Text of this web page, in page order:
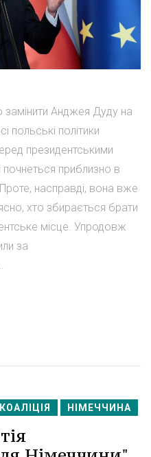
Анджея Дуду на
польські політики
президентськими
приблизно в
насправді, вона вже
хто збирається брати
місце. Упродовж
за
КОАЛІЦІЯ НІМЕЧЧИНА